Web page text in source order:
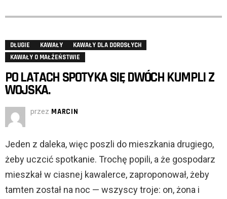
DŁUGIE KAWAŁY
KAWAŁY DLA DOROSŁYCH
KAWAŁY O MAŁŻEŃSTWIE
PO LATACH SPOTYKA SIĘ DWÓCH KUMPLI Z
WOJSKA.
przez MARCIN
Jeden z daleka, więc poszli do mieszkania drugiego,
żeby uczcić spotkanie. Trochę popili, a że gospodarz
mieszkał w ciasnej kawalerce, zaproponował, żeby
tamten został na noc — wszyscy troje: on, żona i